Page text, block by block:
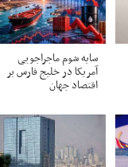
سایه شوم ماجراجویی
آمریکا در خلیج فارس بر
اقتصاد جهان